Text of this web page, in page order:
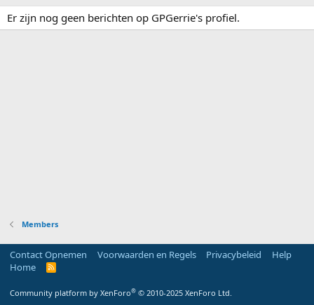
Er zijn nog geen berichten op GPGerrie's profiel.
Members
Contact Opnemen Voorwaarden en Regels Privacybeleid
Help
Home
R
Community platform by XenForo® © 2010-2025 XenForo Ltd.